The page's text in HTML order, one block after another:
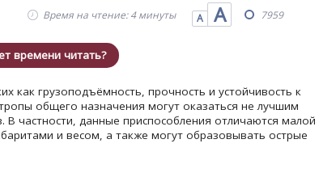
Время на чтение: 4 минуты А А 7959
времени читать?
как грузоподъёмность, прочность и устойчивость к
общего назначения могут оказаться не лучшим
частности, данные приспособления отличаются малой
и весом, а также могут образовывать острые